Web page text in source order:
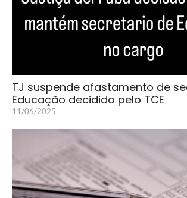
TJ suspende afastamento de
Educação decidido pelo TCE
11/06/2025